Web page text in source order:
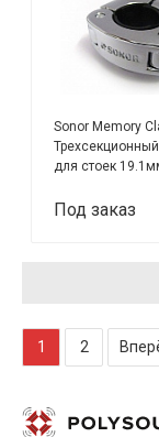
Sonor Memory
для стоек
Под заказ
1 2